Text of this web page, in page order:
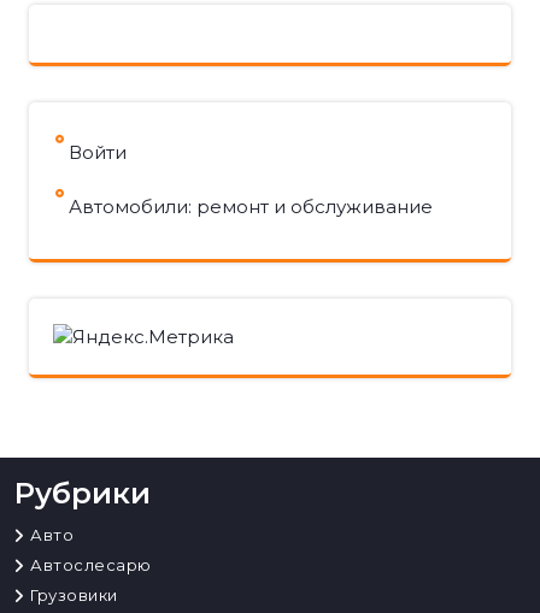
Войти
Автомобили: ремонт и обслуживание
Рубрики
Авто
Автослесарю
Грузовики